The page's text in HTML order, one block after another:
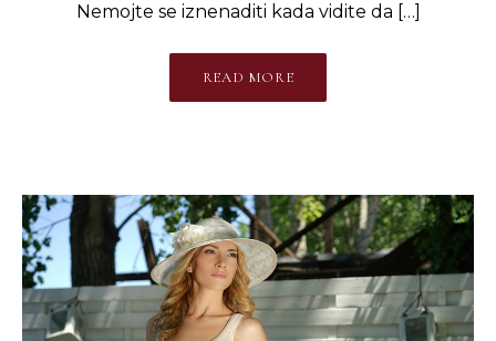
Nemojte se iznenaditi kada vidite da […]
READ MORE